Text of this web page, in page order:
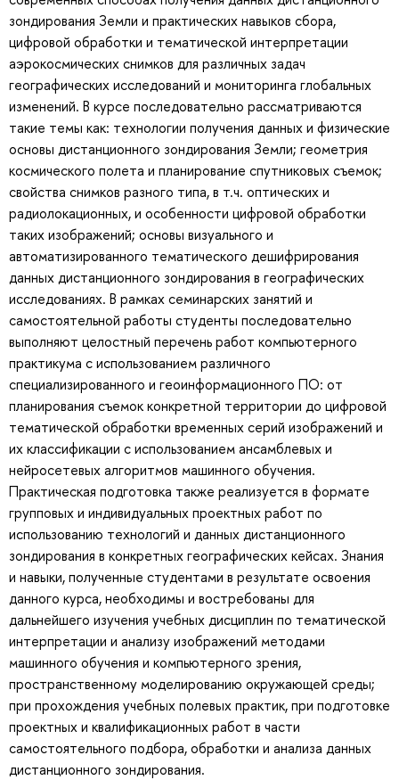
зондирования Земли и практических навыков сбора,
цифровой обработки и тематической интерпретации
аэрокосмических снимков для различных задач
географических исследований и мониторинга глобальных
изменений. В курсе последовательно рассматриваются
такие темы как: технологии получения данных и физические
основы дистанционного зондирования Земли; геометрия
космического полета и планирование спутниковых съемок;
свойства снимков разного типа, в т.ч. оптических и
радиолокационных, и особенности цифровой обработки
таких изображений; основы визуального и
автоматизированного тематического дешифрирования
данных дистанционного зондирования в географических
исследованиях. В рамках семинарских занятий и
самостоятельной работы студенты последовательно
выполняют целостный перечень работ компьютерного
практикума с использованием различного
специализированного и геоинформационного ПО: от
планирования съемок конкретной территории до цифровой
тематической обработки временных серий изображений и
их классификации с использованием ансамблевых и
нейросетевых алгоритмов машинного обучения.
Практическая подготовка также реализуется в формате
групповых и индивидуальных проектных работ по
использованию технологий и данных дистанционного
зондирования в конкретных географических кейсах. Знания
и навыки, полученные студентами в результате освоения
данного курса, необходимы и востребованы для
дальнейшего изучения учебных дисциплин по тематической
интерпретации и анализу изображений методами
машинного обучения и компьютерного зрения,
пространственному моделированию окружающей среды;
при прохождения учебных полевых практик, при подготовке
проектных и квалификационных работ в части
самостоятельного подбора, обработки и анализа данных
дистанционного зондирования.